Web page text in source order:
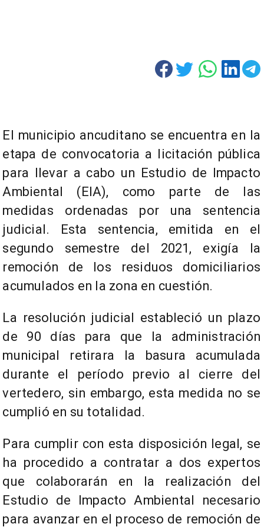
El municipio ancuditano se encuentra en la
etapa de convocatoria a licitación pública
para llevar a cabo un Estudio de Impacto
Ambiental (EIA), como parte de las
medidas ordenadas por una sentencia
judicial. Esta sentencia, emitida en el
segundo semestre del 2021, exigía la
remoción de los residuos domiciliarios
acumulados en la zona en cuestión.
La resolución judicial estableció un plazo
de 90 días para que la administración
municipal retirara la basura acumulada
durante el período previo al cierre del
vertedero, sin embargo, esta medida no se
cumplió en su totalidad.
Para cumplir con esta disposición legal, se
ha procedido a contratar a dos expertos
que colaborarán en la realización del
Estudio de Impacto Ambiental necesario
para avanzar en el proceso de remoción de